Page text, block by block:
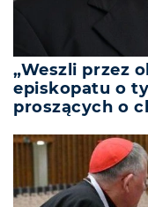
„Weszli przez
episkopatu o
proszących o